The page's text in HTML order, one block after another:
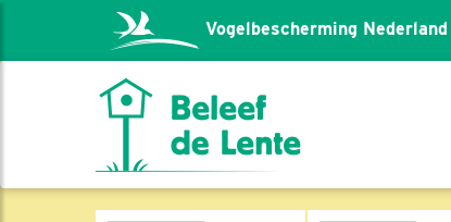
Vogelbescherming Nederland